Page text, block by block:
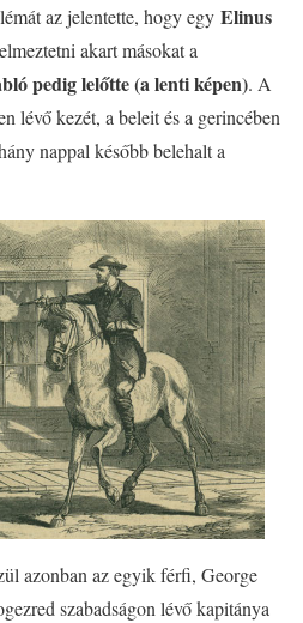
az jelentette, hogy egy Elinus
akart másokat a
pedig lelőtte (a lenti képen). A
lévő kezét, a beleit és a gerincében
nappal később belehalt a
azonban az egyik férfi, George
szabadságon lévő kapitánya